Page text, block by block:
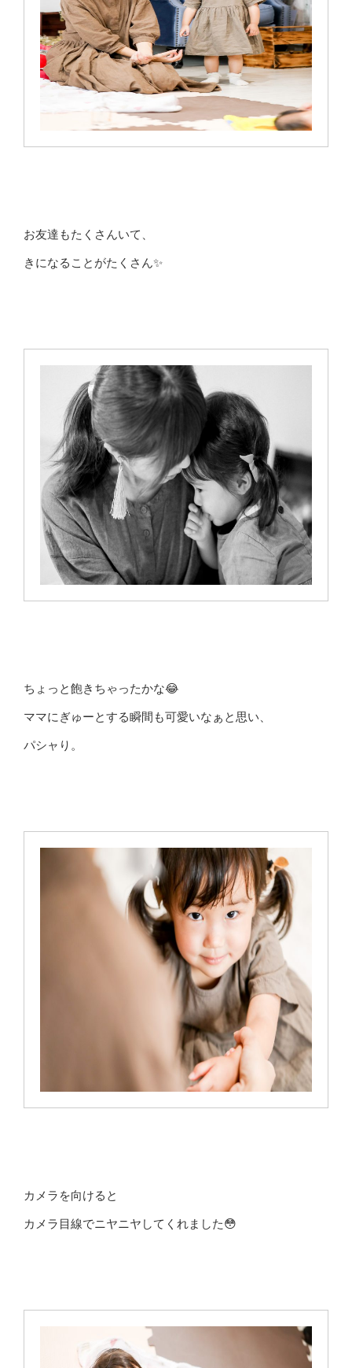
お友達もたくさんいて、
きになることがたくさん✨
ちょっと飽きちゃったかな😂
ママにぎゅーとする瞬間も可愛いなぁと思い、
パシャり。
カメラを向けると
カメラ目線でニヤニヤしてくれました😳